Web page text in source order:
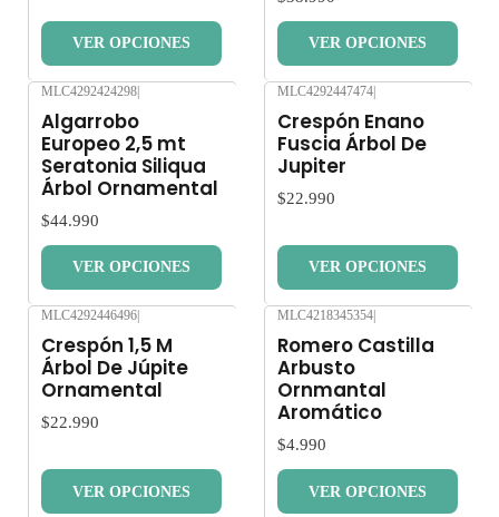
VER OPCIONES VER OPCIONES
MLC4292424298|
Algarrobo
Europeo 2,5 mt
Seratonia Siliqua
Árbol Ornamental
$44.990
VER OPCIONES
MLC4292447474|
Crespón Enano
Fuscia Árbol De
Jupiter
$22.990
VER OPCIONES
MLC4292446496|
Crespón 1,5 M
Árbol De Júpite
Ornamental
$22.990
VER OPCIONES
MLC4218345354|
Romero Castilla
Arbusto
Ornmantal
Aromático
$4.990
VER OPCIONES